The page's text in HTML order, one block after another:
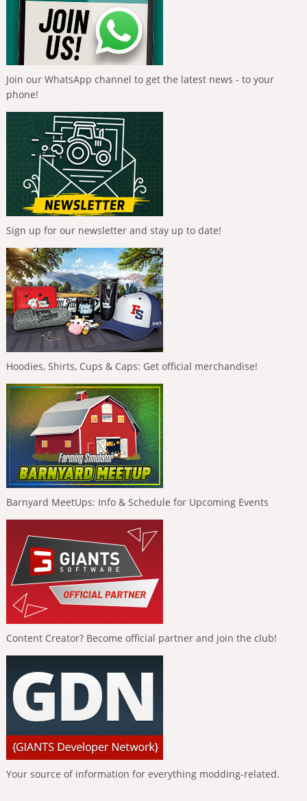
Join our WhatsApp channel to get the latest news - to your
phone!
Sign up for our newsletter and stay up to date!
Hoodies, Shirts, Cups & Caps: Get official merchandise!
Barnyard MeetUps: Info & Schedule for Upcoming Events
Content Creator? Become official partner and join the club!
Your source of information for everything modding-related.